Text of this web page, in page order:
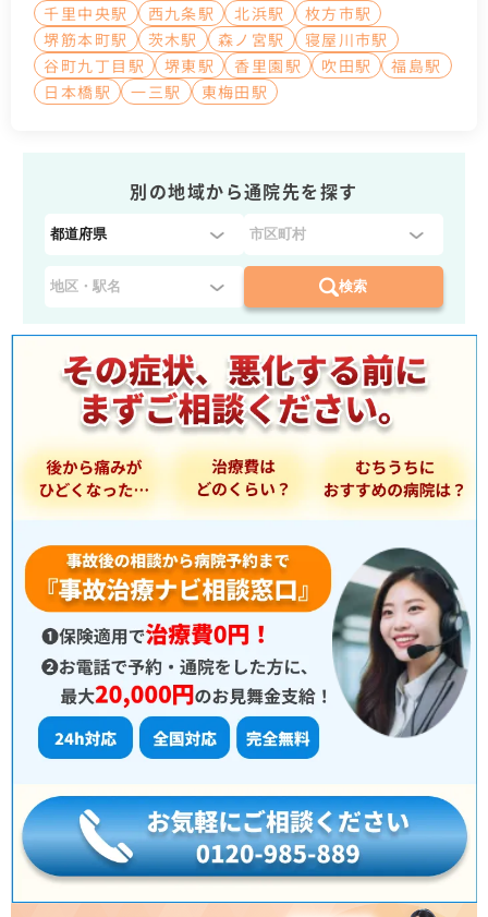
千里中央駅
西九条駅 北浜駅
枚方市駅
堺筋本町駅
茨木駅 森ノ宮駅
寝屋川市駅
谷町九丁目駅
堺東駅 香里園駅 吹田駅
福島駅
日本橋駅
一三駅 東梅田駅
別の地域から通院先を探す
都
県
を
選
択
：
検索